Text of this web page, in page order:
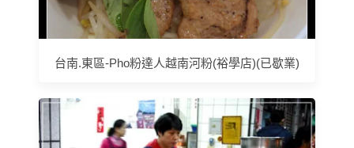
台南.東區-Pho粉達人越南河粉(裕學店)(已歇業)